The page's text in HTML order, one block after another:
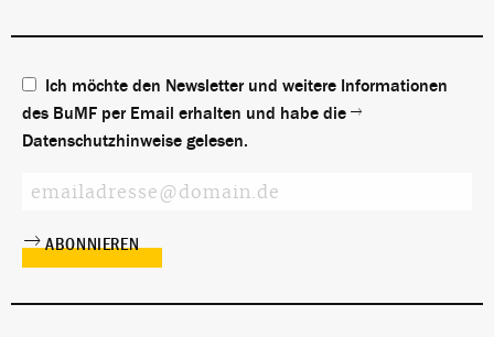
Ich möchte den Newsletter und weitere Informationen
des BuMF per Email erhalten und habe die
Datenschutzhinweise gelesen.